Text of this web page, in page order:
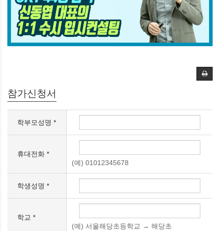
참가신청서
학부모성명 *
휴대전화 *
(예) 01012345678
학생성명 *
학교 *
(예) 서울해당초등학교 → 해당초